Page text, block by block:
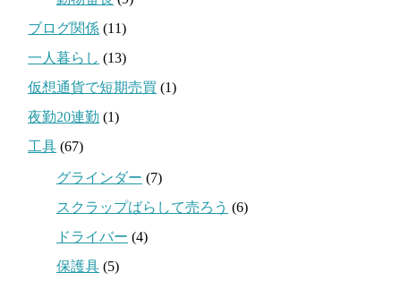
ブログ関係 (11)
一人暮らし (13)
仮想通貨で短期売買 (1)
夜勤20連勤 (1)
工具 (67)
グラインダー (7)
スクラップばらして売ろう (6)
ドライバー (4)
保護具 (5)